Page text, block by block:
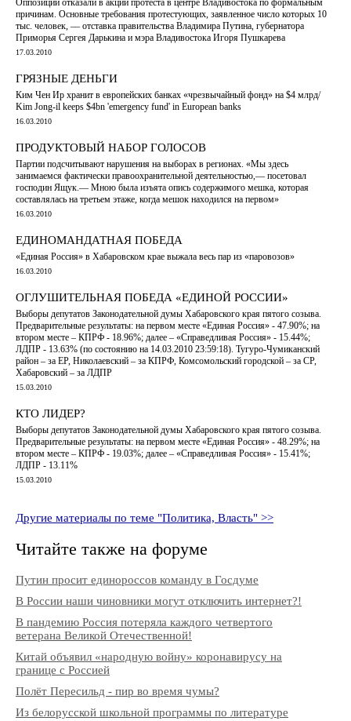
Оппозиции отказали в акции протеста в центре Владивостока по формальным
причинам. Основные требования протестующих, заявленное число которых 10
тыс. человек, — отставка правительства Владимира Путина, губернатора
Приморья Сергея Дарькина и мэра Владивостока Игоря Пушкарева
17.03.2010
ГРЯЗНЫЕ ДЕНЬГИ
Ким Чен Ир хранит в европейских банках «чрезвычайный фонд» на $4 млрд/
Kim Jong-il keeps $4bn 'emergency fund' in European banks
16.03.2010
ПРОДУКТОВЫЙ НАБОР ГОЛОСОВ
Партии подсчитывают нарушения на выборах в регионах. «Мы здесь
занимаемся фактически правоохранительной деятельностью,— посетовал
господин Ящук.— Мною была изъята опись содержимого мешка, которая
составлялась на третьем этаже, когда мешок находился на первом»
16.03.2010
ЕДИНОМАНДАТНАЯ ПОБЕДА
«Единая Россия» в Хабаровском крае выжала весь пар из «паровозов»
16.03.2010
ОГЛУШИТЕЛЬНАЯ ПОБЕДА «ЕДИНОЙ РОССИИ»
Выборы депутатов Законодательной думы Хабаровского края пятого созыва.
Предварительные результаты: на первом месте «Единая Россия» - 47.90%; на
втором месте – КПРФ - 18.96%; далее – «Справедливая Россия» - 15.44%;
ЛДПР - 13.63% (по состоянию на 14.03.2010 23:59:18). Тугуро-Чумиканский
район – за ЕР, Николаевский – за КПРФ, Комсомольский городской – за СР,
Хабаровский – за ЛДПР
15.03.2010
КТО ЛИДЕР?
Выборы депутатов Законодательной думы Хабаровского края пятого созыва.
Предварительные результаты: на первом месте «Единая Россия» - 48.29%; на
втором месте – КПРФ - 19.03%; далее – «Справедливая Россия» - 15.41%;
ЛДПР - 13.11%
15.03.2010
Другие материалы по теме "Политика, Власть" >>
Читайте также на форуме
Путин просит единороссов команду в Госдуме
В России наши чиновники могут отключить интернет?!
В пандемию Россия потеряла каждого четвертого
ветерана Великой Отечественной!
Китай объявил «народную войну» коронавирусу на
границе с Россией
Полёт Пересильд - пир во время чумы?
Из белорусской школьной программы по литературе